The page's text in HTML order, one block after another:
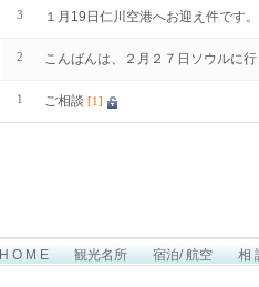
3 １月19日仁川空港へお迎え件です。
2 こんばんは、２月２７日ソウルに
1 ご相談 [1]
H O M E 観光名所 宿泊/ 航空 相